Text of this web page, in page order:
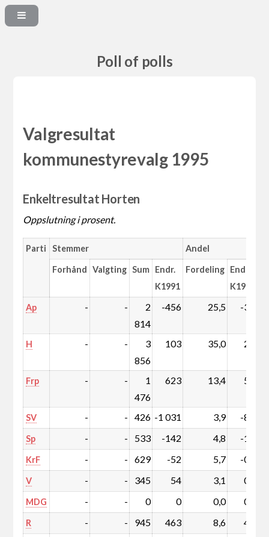
Poll of polls
Valgresultat
kommunestyrevalg 1995
Enkeltresultat Horten
Oppslutning i prosent.
Parti Stemmer Andel
Forhånd Valgting Sum Endr.
K1991
Fordeling Endr.
K1991
Ap - -
2
814
-456 25,5 -3,0
H - -
3
856
103 35,0 2,2
Frp - -
1
476
623 13,4 5,9
SV - - 426 -1 031 3,9 -8,8
Sp - - 533 -142 4,8 -1,1
KrF - - 629 -52 5,7 -0,2
V - - 345 54 3,1 0,6
MDG - - 0 0 0,0 0,0
R - - 945 463 8,6 4,4